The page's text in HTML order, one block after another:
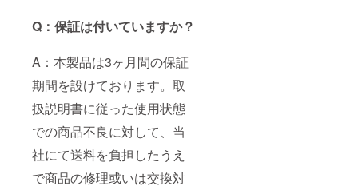
Q：保証は付いていますか？
A：本製品は3ヶ月間の保証
期間を設けております。取
扱説明書に従った使用状態
での商品不良に対して、当
社にて送料を負担したうえ
で商品の修理或いは交換対